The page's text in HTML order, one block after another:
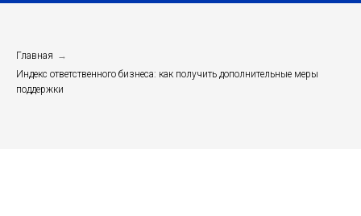
Главная →
Индекс ответственного бизнеса: как получить дополнительные меры
поддержки